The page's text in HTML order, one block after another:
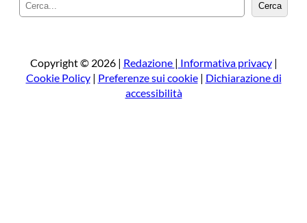
e
a
Cerca
Copyright © 2026 | Redazione | Informativa privacy|
Cookie Policy| Preferenze sui cookie| Dichiarazione di
accessibilità